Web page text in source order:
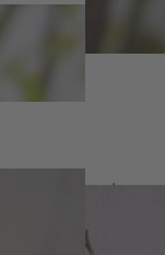
Birkenholz, das
Vogelformen eine
Maserung und
und Zeichnung
Loch